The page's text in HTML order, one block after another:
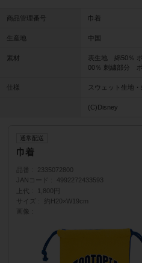
商品管理番号 巾着
生産地 中国
素材
表生地 綿50％
00％ 刺繍部分
仕様 スウェット生地
(C)Disney
通常配送
巾着
品番
2335072800
JANコード
4992272433593
上代
1,800円
サイズ
約H20×W19cm
画像